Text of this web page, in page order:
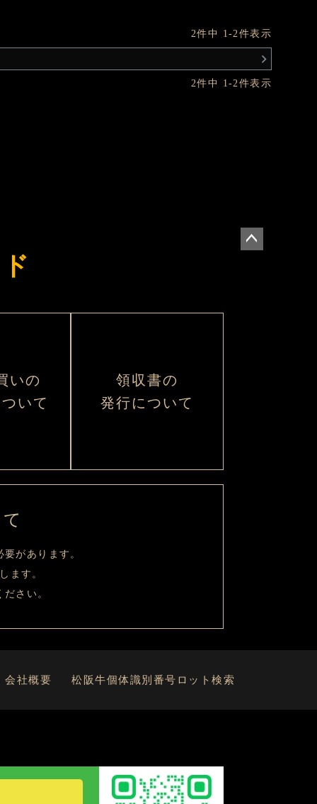
2件中 1 -2 件表示
2件中 1 -2 件表示
いの
いて
領収書の
発行について
があります。
ます。
さい。
会社概要 松阪牛個体識別番号ロット検索